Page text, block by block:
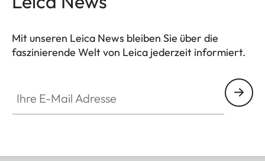
Mit unseren Leica News bleiben Sie über die
faszinierende Welt von Leica jederzeit informiert.